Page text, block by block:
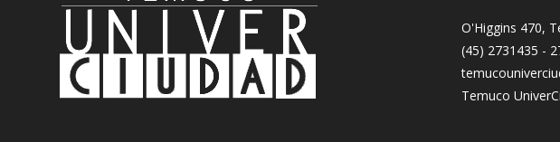
O'Higgins 470,
(45) 2731435 -
Temuco